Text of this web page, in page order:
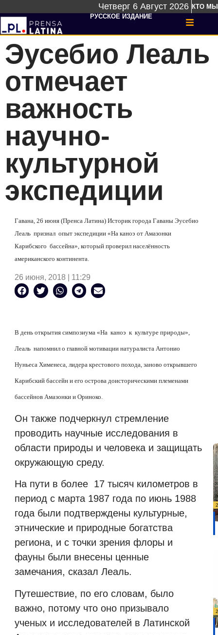
Четверг 6 Август 2026 КТО МЫ
РУССКОЕ ИЗДАНИЕ
Эусебио Леаль
отмечает
важность
научно-
культурной
экспедиции
Гавана, 26 июня (Пренса Латина) Историк города Гаваны Эусебио
Леаль признал опыт экспедиции «На каноэ от Амазонки
Карибского бассейна», который проверил населённость
американского континента.
26 июня, 2018 | 11:29
В день открытия симпозиума «На каноэ к культуре природы»,
Леаль напомнил о главной мотивации натуралиста Антонио
Нуньеса Хименеса, лидера крестового похода, заново открывшего
Карибский бассейн и его острова доисторическими племенами
бассейнов Амазонки и Ориноко.
Он также подчеркнул стремление
проводить научные исследования в
области природы и человека и защищать
окружающую среду.
На пути в более 17 тысяч километров в
период с марта 1987 года по июнь 1988
года были подтверждены культурные,
этнические и природные богатства
региона, и с точки зрения флоры и
фауны были внесены ценные
замечания, сказал Леаль.
Путешествие, по его словам, было
важно, потому что оно призывало
ученых и исследователей в Латинской